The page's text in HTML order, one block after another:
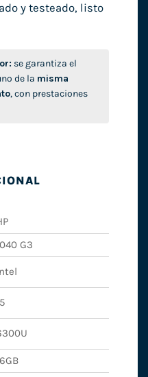
y testeado, listo
se garantiza el
de la misma
, con prestaciones
G3